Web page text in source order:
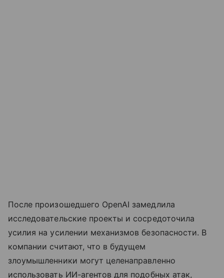
После произошедшего OpenAI замедлила
исследовательские проекты и сосредоточила
усилия на усилении механизмов безопасности. В
компании считают, что в будущем
злоумышленники могут целенаправленно
использовать ИИ-агентов для подобных атак,